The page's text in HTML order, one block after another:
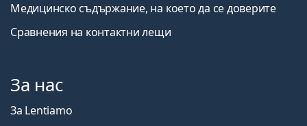
Медицинско съдържание, на което да се доверите
Сравнения на контактни лещи
За нас
За Lentiamo